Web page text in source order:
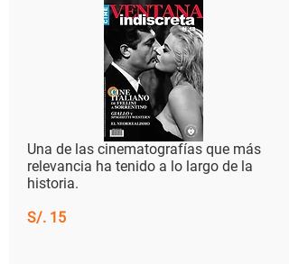
​Una de las cinematografías que más
relevancia ha tenido a lo largo de la
historia.
S/. 15